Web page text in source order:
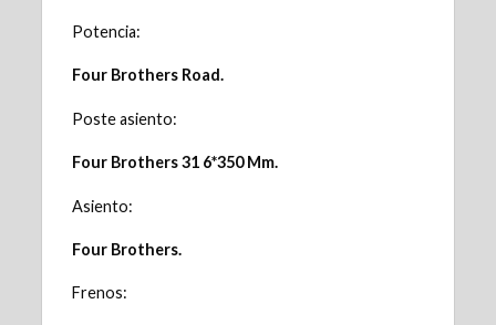
Potencia:
Four Brothers Road.
Poste asiento:
Four Brothers 31 6*350 Mm.
Asiento:
Four Brothers.
Frenos: